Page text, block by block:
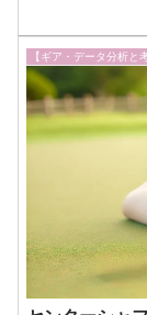
日もゴルフへの
ゲーターのK・K
【ギア・データ分析と